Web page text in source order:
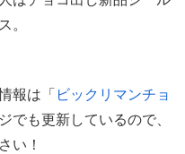
。
報は「 ビックリマンチョ
でも更新しているので、
い！